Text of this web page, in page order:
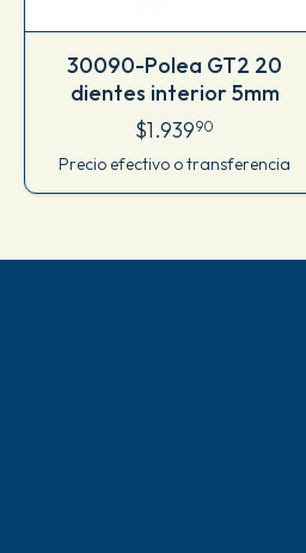
30090-Polea GT2 20
dientes interior 5mm
$1.93990
Precio efectivo o transferencia